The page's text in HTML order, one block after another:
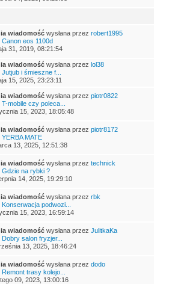
wiadomośćwysłana przez robert1995
Canon eos 1100d
31, 2019, 08:21:54
wiadomośćwysłana przez lol38
i śmieszne f...
15, 2025, 23:23:11
wiadomośćwysłana przez piotr0822
mobile czy poleca...
15, 2023, 18:05:48
wiadomośćwysłana przez piotr8172
MATE
13, 2025, 12:51:38
wiadomośćwysłana przez technick
Gdzie na rybki ?
14, 2025, 19:29:10
wiadomośćwysłana przez rbk
podwozi...
15, 2023, 16:59:14
wiadomośćwysłana przez JulitkaKa
salon fryzjer...
13, 2025, 18:46:24
wiadomośćwysłana przez dodo
trasy kolejo...
09, 2023, 13:00:16